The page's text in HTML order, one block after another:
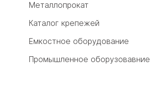
Металлопрокат
Каталог крепежей
Емкостное оборудование
Промышленное оборузовавние